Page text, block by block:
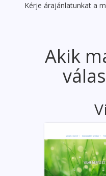
Kérje árajánlatunkat a
Akik